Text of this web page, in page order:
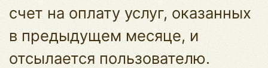
счет на оплату услуг, оказанных
в предыдущем месяце, и
отсылается пользователю.